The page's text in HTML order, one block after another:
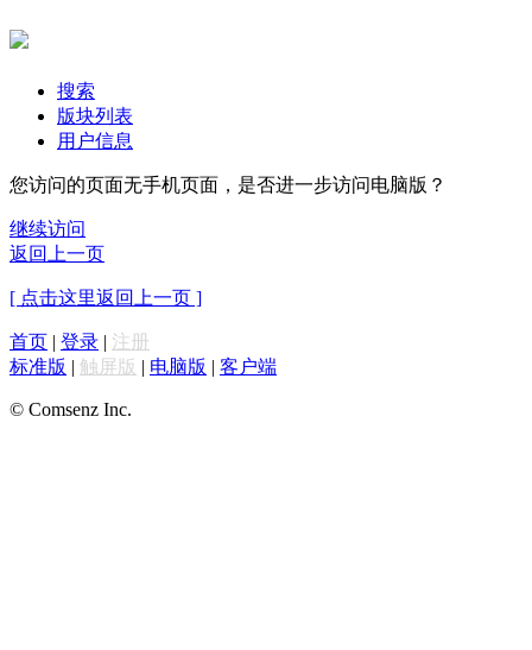
搜索
版块列表
用户信息
您访问的页面无手机页面，是否进一步访问电脑版？
继续访问
返回上一页
[ 点击这里返回上一页 ]
首页 | 登录 | 注册
标准版 | 触屏版 | 电脑版 | 客户端
© Comsenz Inc.